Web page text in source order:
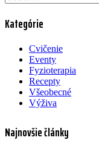
Kategórie
Cvičenie
Eventy
Fyzioterapia
Recepty
Všeobecné
Výživa
Najnovšie články